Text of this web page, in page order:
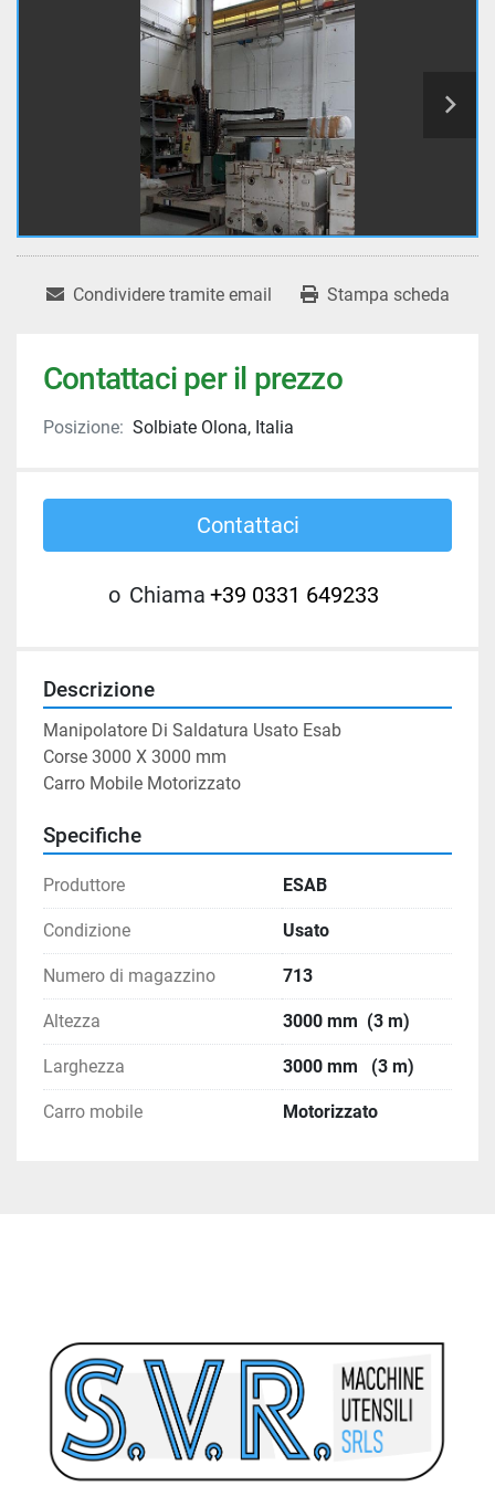
Condividere tramite email Stampa scheda
Contattaci per il prezzo
Posizione: Solbiate Olona, Italia
Contattaci
o Chiama +39 0331 649233
Descrizione
Manipolatore Di Saldatura Usato Esab
Corse 3000 X 3000 mm
Carro Mobile Motorizzato
Specifiche
Produttore ESAB
Condizione Usato
Numero di magazzino 713
Altezza 3000 mm (3 m)
Larghezza 3000 mm (3 m)
Carro mobile Motorizzato